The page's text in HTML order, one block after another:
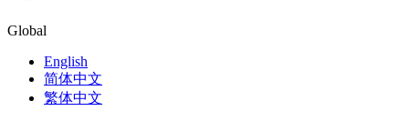
Global
English
简体中文
繁体中文